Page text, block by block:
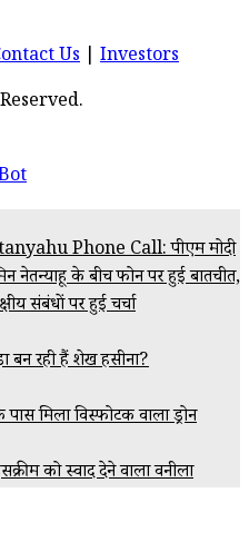
Us
Investors
Phone Call: पीएम मोदी
नेतन्याहू के बीच फोन पर हुई बातचीत,
संबंधों पर हुई चर्चा
बन रही हैं शेख हसीना?
पास मिला विस्फोटक वाला ड्रोन
को स्वाद देने वाला वनीला